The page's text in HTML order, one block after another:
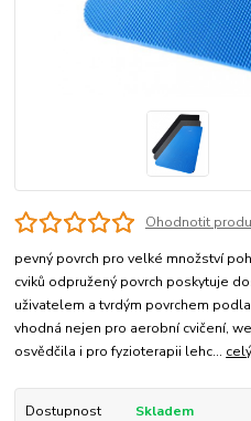
Ohodnotit
pevný povrch pro velké množství
cviků odpružený povrch poskytuje
uživatelem a tvrdým povrchem
vhodná nejen pro aerobní cvičení,
osvědčila i pro fyzioterapii lehc...
Dostupnost Skladem